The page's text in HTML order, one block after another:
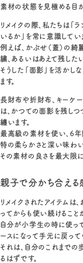
素材の状態を見極める目
リメイクの際、私たちは「
いるか」を常に意識してい
例えば、かぶせ（蓋）の綺
繍、あるいはあえて残した
そうした「面影」を活かし
ます。
長財布や折財布、キーケ
は、かつての面影を残し
纏います。
最高級の素材を使い、6
特の柔らかさと深い味わい
その素材の良さを最大限
親子で分かち合える
リメイクされたアイテムは
ってからも使い続けること
自分が小学生の時に使っ
ースになって手元に戻ってく
それは、自分のこれまでの
るはずです。